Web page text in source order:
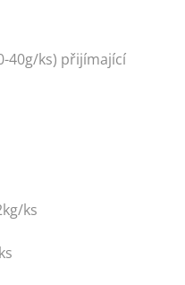
40g/ks) přijímající
ks